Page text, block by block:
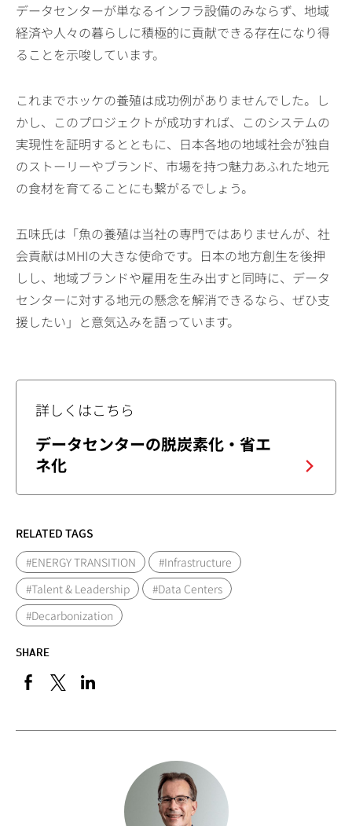
データセンターが単なるインフラ設備のみならず、地域
経済や人々の暮らしに積極的に貢献できる存在になり得
ることを示唆しています。
これまでホッケの養殖は成功例がありませんでした。し
かし、このプロジェクトが成功すれば、このシステムの
実現性を証明するとともに、日本各地の地域社会が独自
のストーリーやブランド、市場を持つ魅力あふれた地元
の食材を育てることにも繋がるでしょう。
五味氏は「魚の養殖は当社の専門ではありませんが、社
会貢献はMHIの大きな使命です。日本の地方創生を後押
しし、地域ブランドや雇用を生み出すと同時に、データ
センターに対する地元の懸念を解消できるなら、ぜひ支
援したい」と意気込みを語っています。
詳しくはこちら
データセンターの脱炭素化・省エ
ネ化
RELATED TAGS
SHARE
#ENERGY TRANSITION
#Infrastructure
#Talent & Leadership
#Data Centers
#Decarbonization